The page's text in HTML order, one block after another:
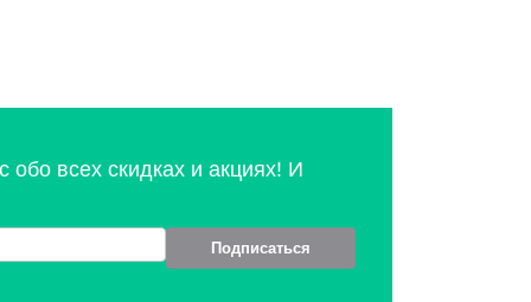
всех скидках и акциях! И
Подписаться